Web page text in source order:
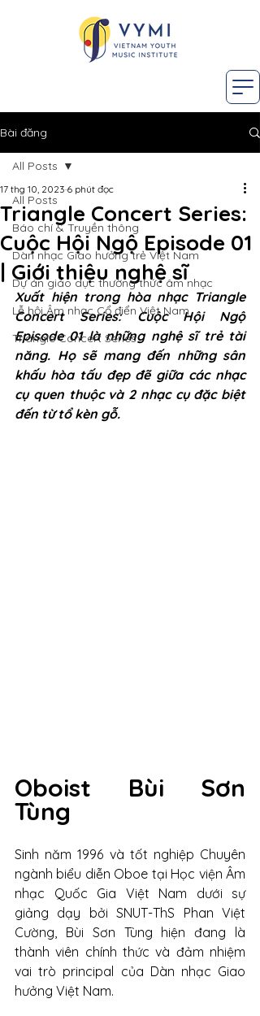
Bài đăng
All Posts
Báo chí & Truyền thông
Dàn nhạc Giao hưởng trẻ Việt Nam
Dự án giáo dục thường thức âm nhạc
Lễ hội Âm nhạc Cổ điển Việt Nam
Triangle Concert Series
All Posts
Triangle Concert Series:
Cuộc Hội Ngộ Episode 01
| Giới thiệu nghệ sĩ
17 thg 10, 2023 6 phút đọc
Xuất hiện trong hòa nhạc Triangle
Concert Series: Cuộc Hội Ngộ
Episode 01 là những nghệ sĩ trẻ tài
năng. Họ sẽ mang đến những sân
khấu hòa tấu đẹp đẽ giữa các nhạc
cụ quen thuộc và 2 nhạc cụ đặc biệt
đến từ tổ kèn gỗ.
Oboist Bùi Sơn
Tùng
Sinh năm 1996 và tốt nghiệp Chuyên
ngành biểu diễn Oboe tại Học viện Âm
nhạc Quốc Gia Việt Nam dưới sự
giảng dạy bởi SNUT-ThS Phan Việt
Cường, Bùi Sơn Tùng hiện đang là
thành viên chính thức và đảm nhiệm
vai trò principal của Dàn nhạc Giao
hưởng Việt Nam.